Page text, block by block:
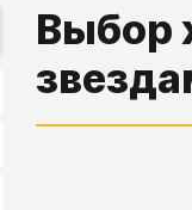
Выбор